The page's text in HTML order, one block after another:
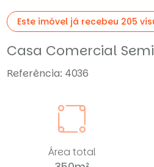
Este imóvel já recebeu 205
Casa Comercial
Referência: 4036
Área total